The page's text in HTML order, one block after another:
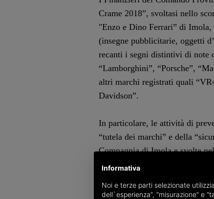
Crame 2018”, svoltasi nello
"Enzo e Dino Ferrari” di
(insegne pubblicitarie, oggetti
recanti i segni distintivi di note
“Lamborghini”, “Porsche”,
altri marchi registrati quali
Davidson”.
In particolare, le attività di
“tutela dei marchi” e della
Compagnia di Imola e svolte
economico del territorio”,
ceca) per reati inerenti la
Informativa
Noi e terze parti selezionate
dell`esperienza”, “misurazione” e